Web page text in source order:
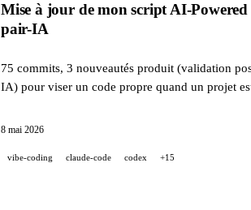
Mise à jour de mon script AI-
pair-IA
75 commits, 3 nouveautés produit (validation
IA) pour viser un code propre quand un projet
8 mai 2026
vibe-coding claude-code codex +15